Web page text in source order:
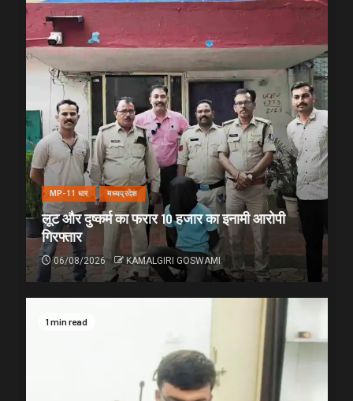
MP-11 धार मध्यप्रदेश
लूट और दुष्कर्म का फरार 10 हजार का इनामी आरोपी
गिरफ्तार
06/08/2026 KAMALGIRI GOSWAMI
1 min read